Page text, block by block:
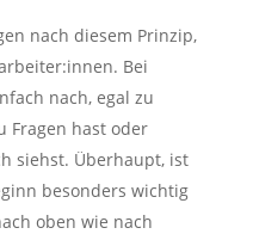
nach diesem Prinzip,
Bei
nach, egal zu
Fragen hast oder
siehst. Überhaupt, ist
besonders wichtig
oben wie nach